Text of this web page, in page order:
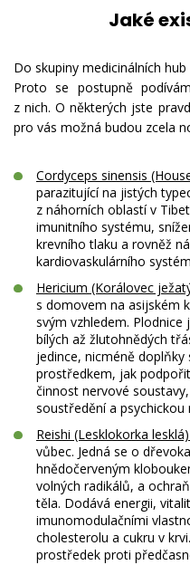
Jaké
Do skupiny medicinálních
Proto se postupně
z nich. O některých jste
pro vás možná budou zcela
Cordyceps sinensis
parazitující na jistých
z náhorních oblastí v
imunitního systému,
krevního tlaku a rovněž
kardiovaskulárního
Hericium (Korálovec
s domovem na asijském
svým vzhledem. Plodnice
bílých až žlutohnědých
jedince, nicméně
prostředkem, jak
činnost nervové
soustředění a psychickou
Reishi (Lesklokorka lesklá)
vůbec. Jedná se o
hnědočerveným
volných radikálů, a
těla. Dodává energii,
imunomodulačními
cholesterolu a cukru v
prostředek proti